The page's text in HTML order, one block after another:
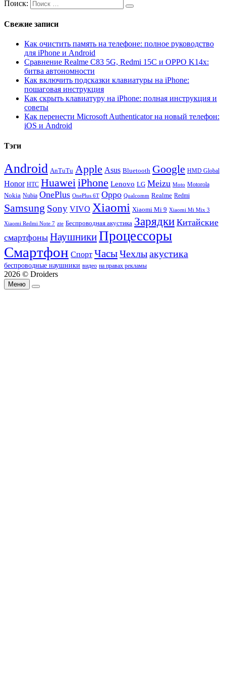
Поиск:
Свежие записи
Как очистить память на телефоне: полное руководство
для iPhone и Android
Сравнение Realme C83 5G, Redmi 15C и OPPO K14x:
битва автономности
Как включить подсказки клавиатуры на iPhone:
пошаговая инструкция
Как скрыть клавиатуру на iPhone: полная инструкция и
советы
Как перенести Microsoft Authenticator на новый телефон:
iOS и Android
Тэги
Android AnTuTu Apple Asus Bluetooth Google HMD Global
Honor HTC HuaweiiPhone Lenovo LG Meizu Moto Motorola
Nokia Nubia OnePlus OnePlus 6T Oppo Qualcomm Realme Redmi
Samsung Sony VIVO Xiaomi Xiaomi Mi 9 Xiaomi Mi Mix 3
Xiaomi Redmi Note 7 zte Беспроводная акустика Зарядки Китайские
смартфоны НаушникиПроцессоры
Смартфон Спорт ЧасыЧехлыакустика
беспроводные наушники видео на правах рекламы
2026 © Droiders
Меню